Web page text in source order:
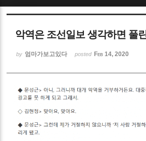
악역은 조선일보 생각하면 풀
by 엄마가보고있다 posted Feb 14, 2020
Sketchbook5, 스케
Sketchbook5, 스케치북5